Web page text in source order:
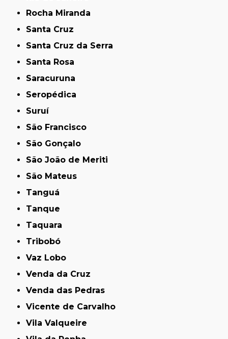
Rocha Miranda
Santa Cruz
Santa Cruz da Serra
Santa Rosa
Saracuruna
Seropédica
Suruí
São Francisco
São Gonçalo
São João de Meriti
São Mateus
Tanguá
Tanque
Taquara
Tribobó
Vaz Lobo
Venda da Cruz
Venda das Pedras
Vicente de Carvalho
Vila Valqueire